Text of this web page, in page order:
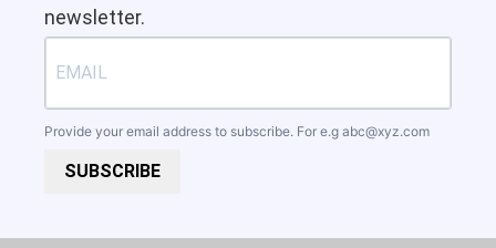
newsletter.
Provide your email address to subscribe. For e.g abc@xyz.com
SUBSCRIBE